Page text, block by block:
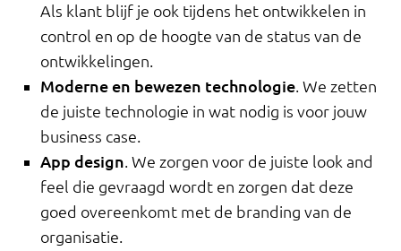
Als klant blijf je ook tijdens het ontwikkelen in
control en op de hoogte van de status van de
ontwikkelingen.
Moderne en bewezen technologie . We zetten
de juiste technologie in wat nodig is voor jouw
business case.
App design . We zorgen voor de juiste look and
feel die gevraagd wordt en zorgen dat deze
goed overeenkomt met de branding van de
organisatie.